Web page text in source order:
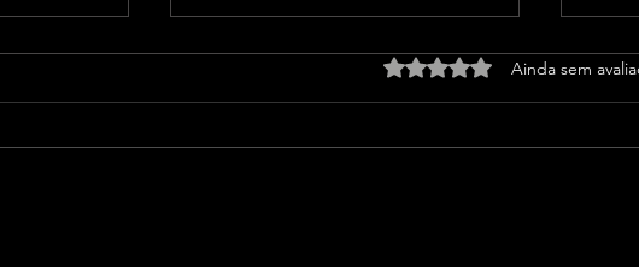
Avaliado com 0 de 5
Ainda sem